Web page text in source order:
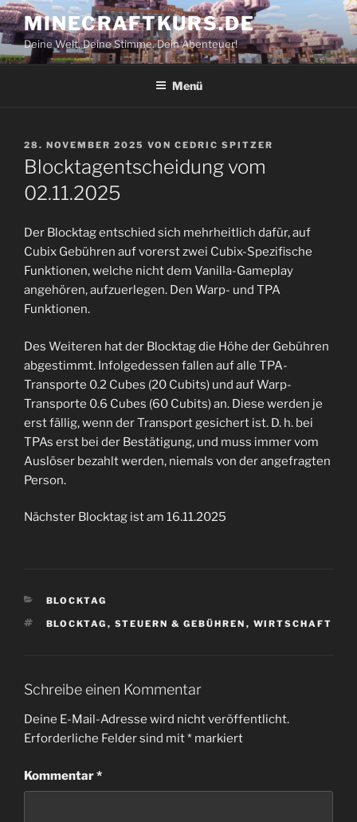
Zum
Inhalt
springen
MINECRAFTKURS.DE
Deine Welt. Deine Stimme. Dein Abenteuer!
Menü
VERÖFFENTLICHT
AM
28. NOVEMBER 2025 VON CEDRIC SPITZER
Blocktagentscheidung vom
02.11.2025
Der Blocktag entschied sich mehrheitlich dafür, auf
Cubix Gebühren auf vorerst zwei Cubix-Spezifische
Funktionen, welche nicht dem Vanilla-Gameplay
angehören, aufzuerlegen. Den Warp- und TPA
Funktionen.
Des Weiteren hat der Blocktag die Höhe der Gebühren
abgestimmt. Infolgedessen fallen auf alle TPA-
Transporte 0.2 Cubes (20 Cubits) und auf Warp-
Transporte 0.6 Cubes (60 Cubits) an. Diese werden je
erst fällig, wenn der Transport gesichert ist. D. h. bei
TPAs erst bei der Bestätigung, und muss immer vom
Auslöser bezahlt werden, niemals von der angefragten
Person.
Nächster Blocktag ist am 16.11.2025
KATEGORIEN
BLOCKTAG
SCHLAGWÖRTER
BLOCKTAG , STEUERN & GEBÜHREN , WIRTSCHAFT
Schreibe einen Kommentar
Deine E-Mail-Adresse wird nicht veröffentlicht.
Erforderliche Felder sind mit* markiert
Kommentar*